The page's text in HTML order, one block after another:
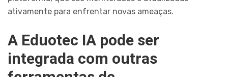
ativamente para enfrentar novas ameaças.
A Eduotec IA pode ser
integrada com outras